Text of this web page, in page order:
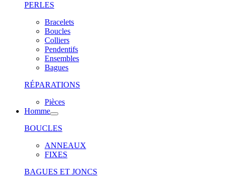
PERLES
Bracelets
Boucles
Colliers
Pendentifs
Ensembles
Bagues
RÉPARATIONS
Pièces
Homme
BOUCLES
ANNEAUX
FIXES
BAGUES ET JONCS